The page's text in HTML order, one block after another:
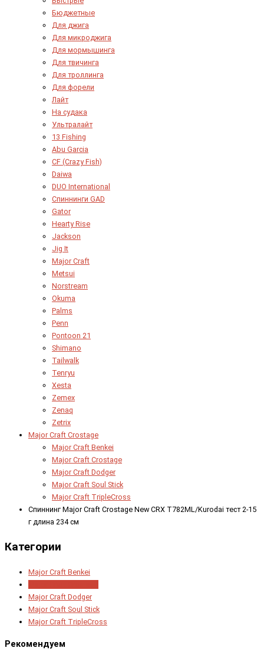
Бюджетные
Для джига
Для микроджига
Для мормышинга
Для твичинга
Для троллинга
Для форели
Лайт
На судака
Ультралайт
13 Fishing
Abu Garcia
CF (Crazy Fish)
Daiwa
DUO International
Спиннинги GAD
Gator
Hearty Rise
Jackson
Jig It
Major Craft
Metsui
Norstream
Okuma
Palms
Penn
Pontoon 21
Shimano
Tailwalk
Tenryu
Xesta
Zemex
Zenaq
Zetrix
Major Craft Crostage
Major Craft Benkei
Major Craft Crostage
Major Craft Dodger
Major Craft Soul Stick
Major Craft TripleCross
Спиннинг Major Craft Crostage New CRX T782ML/Kurodai тест 2-15
г длина 234 см
Категории
Major Craft Benkei
Major Craft Dodger
Major Craft Soul Stick
Major Craft TripleCross
Рекомендуем